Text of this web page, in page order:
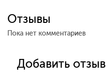
Отзывы
Пока нет комментариев
Добавить отзыв